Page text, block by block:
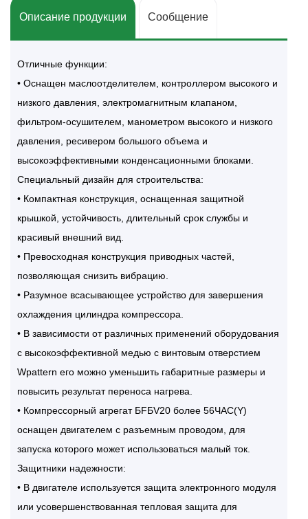
Описание продукции Сообщение
Отличные функции:
• Оснащен маслоотделителем, контроллером высокого и
низкого давления, электромагнитным клапаном,
фильтром-осушителем, манометром высокого и низкого
давления, ресивером большого объема и
высокоэффективными конденсационными блоками.
Специальный дизайн для строительства:
• Компактная конструкция, оснащенная защитной
крышкой, устойчивость, длительный срок службы и
красивый внешний вид.
• Превосходная конструкция приводных частей,
позволяющая снизить вибрацию.
• Разумное всасывающее устройство для завершения
охлаждения цилиндра компрессора.
• В зависимости от различных применений оборудования
с высокоэффективной медью с винтовым отверстием
Wpattern его можно уменьшить габаритные размеры и
повысить результат переноса нагрева.
• Компрессорный агрегат БFБV20 более 56ЧАС(Y)
оснащен двигателем с разъемным проводом, для
запуска которого может использоваться малый ток.
Защитники надежности:
• В двигателе используется защита электронного модуля
или усовершенствованная тепловая защита для